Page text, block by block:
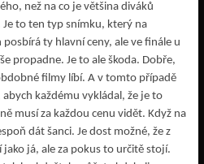
než na co je většina diváků
to ten typ snímku, který na
ty hlavní ceny, ale ve finále u
propadne. Je to ale škoda. Dobře,
filmy líbí. A v tomto případě
každému vykládal, že je to
musí za každou cenu vidět. Když na
dát šanci. Je dost možné, že z
já, ale za pokus to určitě stojí.